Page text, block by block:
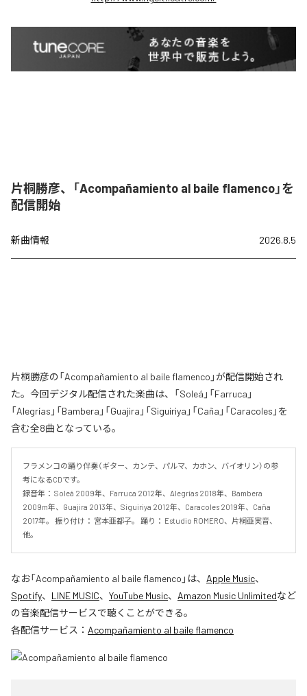
片桐勝彦、「Acompañamiento al baile flamenco」を
配信開始
新曲情報 2026.8.5
片桐勝彦の「Acompañamiento al baile flamenco」が配信開始され
た。今回デジタル配信された楽曲は、「Soleá」「Farruca」
「Alegrías」「Bambera」「Guajira」「Siguiriya」「Caña」「Caracoles」を
含む全8曲となっている。
フラメンコの踊り伴奏（ギター、カンテ、パルマ、カホン、バイオリン）の参
考になるCDです。
録音年： Soleá 2009年、Farruca 2012年、Alegrías 2018年、Bambera
2009m年、Guajira 2013年、Siguiriya 2012年、Caracoles 2019年、Caña
2017年。 振り付け： 宮本亜都子。 踊り： Estudio ROMERO、片桐亜実音、
他。
なお「Acompañamiento al baile flamenco 」は、 Apple Music、
Spotify、 LINE MUSIC、 YouTube Music、 Amazon Music Unlimitedなど
の音楽配信サービスで聴くことができる。
各配信サービス： Acompañamiento al baile flamenco